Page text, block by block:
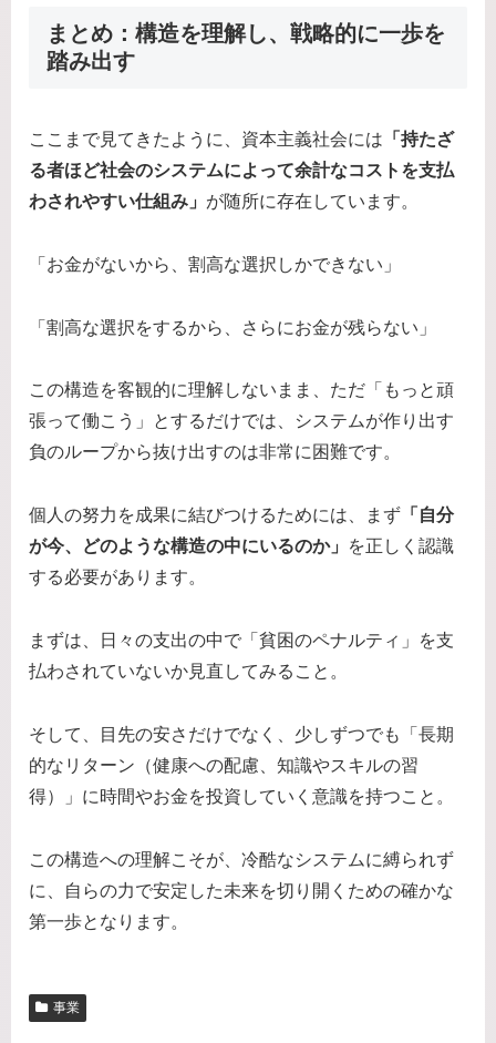
まとめ：構造を理解し、戦略的に一歩を
踏み出す
ここまで見てきたように、資本主義社会には 「持たざ
る者ほど社会のシステムによって余計なコストを支払
わされやすい仕組み」 が随所に存在しています。
「お金がないから、割高な選択しかできない」
「割高な選択をするから、さらにお金が残らない」
この構造を客観的に理解しないまま、ただ「もっと頑
張って働こう」とするだけでは、システムが作り出す
負のループから抜け出すのは非常に困難です。
個人の努力を成果に結びつけるためには、まず 「自分
が今、どのような構造の中にいるのか」
を正しく認識
する必要があります。
まずは、日々の支出の中で「貧困のペナルティ」を支
払わされていないか見直してみること。
そして、目先の安さだけでなく、少しずつでも「長期
的なリターン（健康への配慮、知識やスキルの習
得）」に時間やお金を投資していく意識を持つこと。
この構造への理解こそが、冷酷なシステムに縛られず
に、自らの力で安定した未来を切り開くための確かな
第一歩となります。
事業